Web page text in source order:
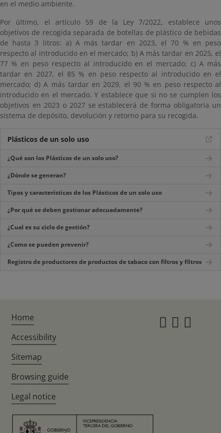
en el medio ambiente.
Por último, el artículo 59 de la Ley 7/2022, establece unos
objetivos de recogida separada de botellas de plástico de bebidas
de hasta 3 litros: a) A más tardar en 2023, el 70 % en peso
respecto al introducido en el mercado; b) A más tardar en 2025, el
77 % en peso respecto al introducido en el mercado; c) A más
tardar en 2027, el 85 % en peso respecto al introducido en el
mercado; d) A más tardar en 2029, el 90 % en peso respecto al
introducido en el mercado. Y establece que si no se cumplen los
objetivos en 2023 o 2027 se establecerá de forma obligatoria un
sistema de depósito, devolución y retorno para su recogida.
Plásticos de un solo uso
¿Qué son los Plásticos de un solo uso?
¿Dónde se generan?
Tipos y características de los Plásticos de un solo uso
¿Por qué se deben gestionar adecuadamente?
¿Cual es su ciclo de gestión?
¿Como se pueden prevenir?
Registro de productores de productos de tabaco con filtros y filtros
Home
Accessibility
Sitemap
Browsing guide
Legal notice